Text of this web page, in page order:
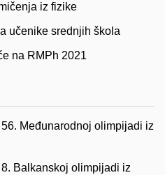
iz fizike
učenike srednjih škola
na RMPh 2021
Međunarodnoj olimpijadi iz
Balkanskoj olimpijadi iz